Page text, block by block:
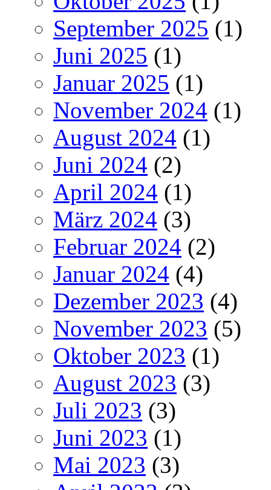
September 2025 (1)
Juni 2025 (1)
Januar 2025 (1)
November 2024 (1)
August 2024 (1)
Juni 2024 (2)
April 2024 (1)
März 2024 (3)
Februar 2024 (2)
Januar 2024 (4)
Dezember 2023 (4)
November 2023 (5)
Oktober 2023 (1)
August 2023 (3)
Juli 2023 (3)
Juni 2023 (1)
Mai 2023 (3)